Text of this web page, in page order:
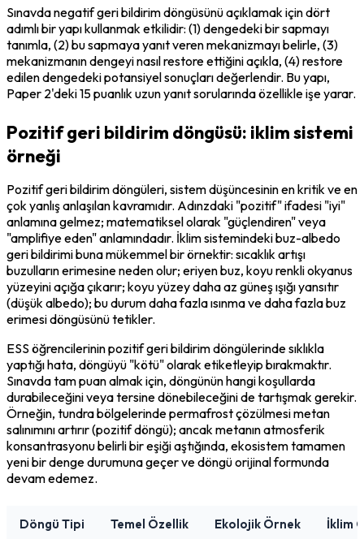
Sınavda negatif geri bildirim döngüsünü açıklamak için dört
adımlı bir yapı kullanmak etkilidir: (1) dengedeki bir sapmayı
tanımla, (2) bu sapmaya yanıt veren mekanizmayı belirle, (3)
mekanizmanın dengeyi nasıl restore ettiğini açıkla, (4) restore
edilen dengedeki potansiyel sonuçları değerlendir. Bu yapı,
Paper 2'deki 15 puanlık uzun yanıt sorularında özellikle işe yarar.
Pozitif geri bildirim döngüsü: iklim sistemi
örneği
Pozitif geri bildirim döngüleri, sistem düşüncesinin en kritik ve en
çok yanlış anlaşılan kavramıdır. Adınzdaki "pozitif" ifadesi "iyi"
anlamına gelmez; matematiksel olarak "güçlendiren" veya
"amplifiye eden" anlamındadır. İklim sistemindeki buz-albedo
geri bildirimi buna mükemmel bir örnektir: sıcaklık artışı
buzulların erimesine neden olur; eriyen buz, koyu renkli okyanus
yüzeyini açığa çıkarır; koyu yüzey daha az güneş ışığı yansıtır
(düşük albedo); bu durum daha fazla ısınma ve daha fazla buz
erimesi döngüsünü tetikler.
ESS öğrencilerinin pozitif geri bildirim döngülerinde sıklıkla
yaptığı hata, döngüyü "kötü" olarak etiketleyip bırakmaktır.
Sınavda tam puan almak için, döngünün hangi koşullarda
durabileceğini veya tersine dönebileceğini de tartışmak gerekir.
Örneğin, tundra bölgelerinde permafrost çözülmesi metan
salınımını artırır (pozitif döngü); ancak metanın atmosferik
konsantrasyonu belirli bir eşiği aştığında, ekosistem tamamen
yeni bir denge durumuna geçer ve döngü orijinal formunda
devam edemez.
Döngü Tipi Temel Özellik Ekolojik Örnek İklim